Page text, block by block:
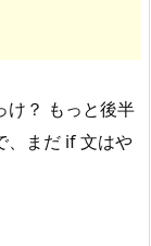
け？ もっと後半
、まだ if 文はや